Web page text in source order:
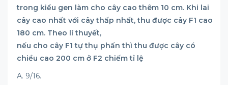
trong kiểu gen làm cho cây cao thêm 10 cm. Khi lai
cây cao nhất với cây thấp nhất, thu được cây F1 cao
180 cm. Theo lí thuyết,
nếu cho cây F1 tự thụ phấn thì thu được cây có
chiều cao 200 cm ở F2 chiếm tỉ lệ
A. 9/16.